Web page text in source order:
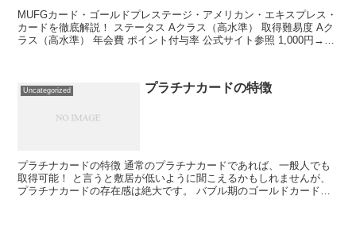
MUFGカード・ゴールドプレステージ・アメリカン・エキスプレス・
カードを徹底解説！ ステータス Aクラス（高水準） 取得難易度 Aク
ラス（高水準） 年会費 ポイント付与率 公式サイト参照 1,000円→1
Uncategorized プラチナカードの特徴
プラチナカードの特徴 通常のプラチナカードであれば、一般人でも
取得可能！ と言うと敷居が低いように聞こえるかもしれませんが、
プラチナカードの存在感は絶大です。 バブル期のゴールドカードさ